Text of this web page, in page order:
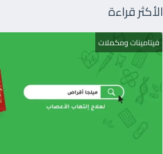
الأكثر قراءة
فيتامينات ومكملات